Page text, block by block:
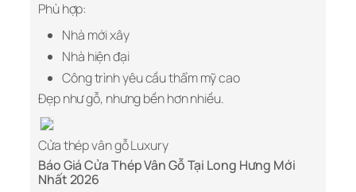
Phù hợp:
Nhà mới xây
Nhà hiện đại
Công trình yêu cầu thẩm mỹ cao
Đẹp như gỗ, nhưng bền hơn nhiều.
Cửa thép vân gỗ Luxury
Báo Giá Cửa Thép Vân Gỗ Tại Long Hưng Mới
Nhất 2026